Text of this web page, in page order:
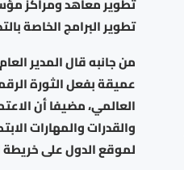
تطوير البرامج الخاصة
من جانبه قال المدير
عميقة بفعل الثورة
العالمي، مضيفا أن
والقدرات والمهارات
لموقع الدول على خريطة